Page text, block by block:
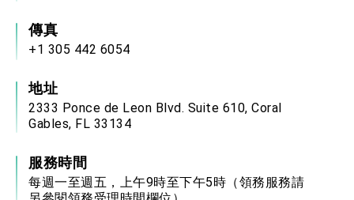
傳真
+1 305 442 6054
地址
2333 Ponce de Leon Blvd. Suite 610, Coral
Gables, FL 33134
服務時間
每週一至週五，上午9時至下午5時（領務服務請